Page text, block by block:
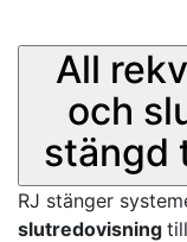
All
och
stängd
RJ stänger
slutredovisning